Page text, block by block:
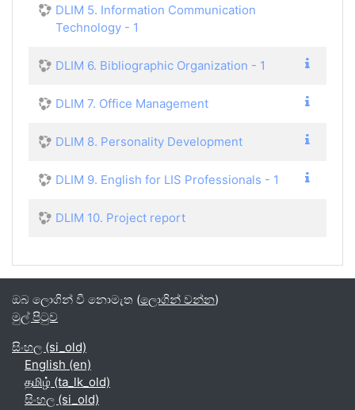
DLIM 5. Information Communication
Technology - 1
DLIM 6. Bibliographic Organization - 1
DLIM 7. Office Management
DLIM 8. Personality Development
DLIM 9. English for LIS Professionals - 1
DLIM 10. Project report
ඔබ ලොගින් වී නොමැත (ලොගින් වන්න)
මුල් පිටුව
සිංහල ‎(si_old)‎
English ‎(en)‎
தமிழ் ‎(ta_lk_old)‎
සිංහල ‎(si_old)‎